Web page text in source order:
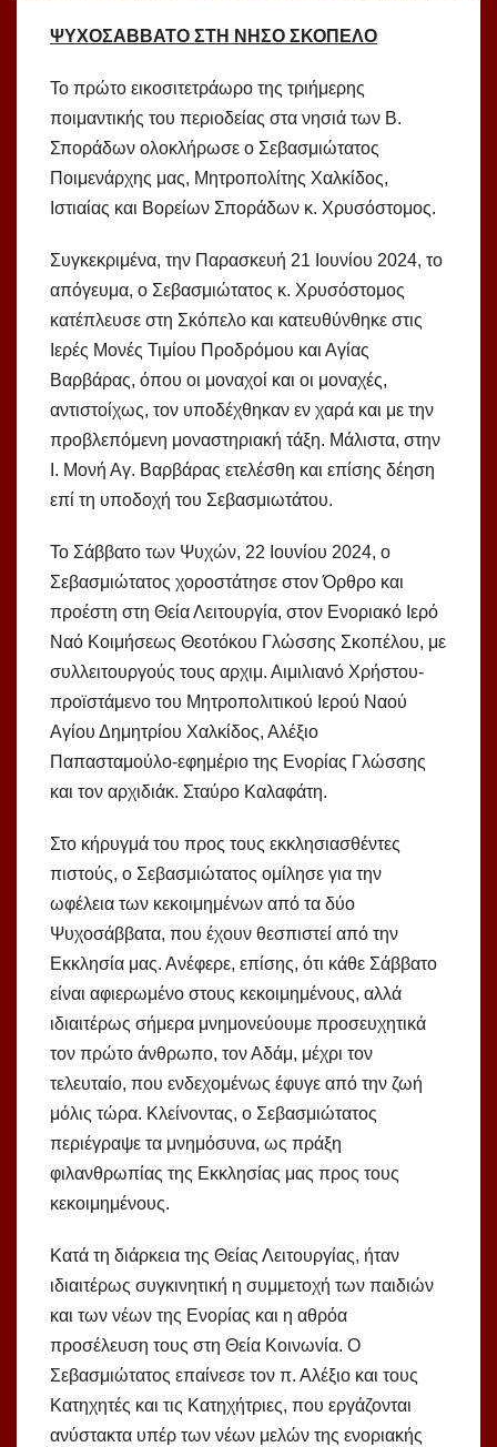
ΨΥΧΟΣΑΒΒΑΤΟ ΣΤΗ ΝΗΣΟ ΣΚΟΠΕΛΟ
Το πρώτο εικοσιτετράωρο της τριήμερης
ποιμαντικής του περιοδείας στα νησιά των Β.
Σποράδων ολοκλήρωσε ο Σεβασμιώτατος
Ποιμενάρχης μας, Μητροπολίτης Χαλκίδος,
Ιστιαίας και Βορείων Σποράδων κ. Χρυσόστομος.
Συγκεκριμένα, την Παρασκευή 21 Ιουνίου 2024, το
απόγευμα, ο Σεβασμιώτατος κ. Χρυσόστομος
κατέπλευσε στη Σκόπελο και κατευθύνθηκε στις
Ιερές Μονές Τιμίου Προδρόμου και Αγίας
Βαρβάρας, όπου οι μοναχοί και οι μοναχές,
αντιστοίχως, τον υποδέχθηκαν εν χαρά και με την
προβλεπόμενη μοναστηριακή τάξη. Μάλιστα, στην
Ι. Μονή Αγ. Βαρβάρας ετελέσθη και επίσης δέηση
επί τη υποδοχή του Σεβασμιωτάτου.
Το Σάββατο των Ψυχών, 22 Ιουνίου 2024, ο
Σεβασμιώτατος χοροστάτησε στον Όρθρο και
προέστη στη Θεία Λειτουργία, στον Ενοριακό Ιερό
Ναό Κοιμήσεως Θεοτόκου Γλώσσης Σκοπέλου, με
συλλειτουργούς τους αρχιμ. Αιμιλιανό Χρήστου-
προϊστάμενο του Μητροπολιτικού Ιερού Ναού
Αγίου Δημητρίου Χαλκίδος, Αλέξιο
Παπασταμούλο-εφημέριο της Ενορίας Γλώσσης
και τον αρχιδιάκ. Σταύρο Καλαφάτη.
Στο κήρυγμά του προς τους εκκλησιασθέντες
πιστούς, ο Σεβασμιώτατος ομίλησε για την
ωφέλεια των κεκοιμημένων από τα δύο
Ψυχοσάββατα, που έχουν θεσπιστεί από την
Εκκλησία μας. Ανέφερε, επίσης, ότι κάθε Σάββατο
είναι αφιερωμένο στους κεκοιμημένους, αλλά
ιδιαιτέρως σήμερα μνημονεύουμε προσευχητικά
τον πρώτο άνθρωπο, τον Αδάμ, μέχρι τον
τελευταίο, που ενδεχομένως έφυγε από την ζωή
μόλις τώρα. Κλείνοντας, ο Σεβασμιώτατος
περιέγραψε τα μνημόσυνα, ως πράξη
φιλανθρωπίας της Εκκλησίας μας προς τους
κεκοιμημένους.
Κατά τη διάρκεια της Θείας Λειτουργίας, ήταν
ιδιαιτέρως συγκινητική η συμμετοχή των παιδιών
και των νέων της Ενορίας και η αθρόα
προσέλευση τους στη Θεία Κοινωνία. Ο
Σεβασμιώτατος επαίνεσε τον π. Αλέξιο και τους
Κατηχητές και τις Κατηχήτριες, που εργάζονται
ανύστακτα υπέρ των νέων μελών της ενοριακής